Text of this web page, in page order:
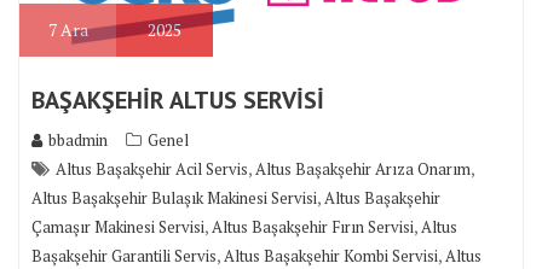
7Ara 2025
BAŞAKŞEHİR ALTUS SERVİSİ
bbadmin
Genel
Altus Başakşehir Acil Servis,Altus Başakşehir Arıza Onarım,
Altus Başakşehir Bulaşık Makinesi Servisi,Altus Başakşehir
Çamaşır Makinesi Servisi,Altus Başakşehir Fırın Servisi,Altus
Başakşehir Garantili Servis,Altus Başakşehir Kombi Servisi,Altus